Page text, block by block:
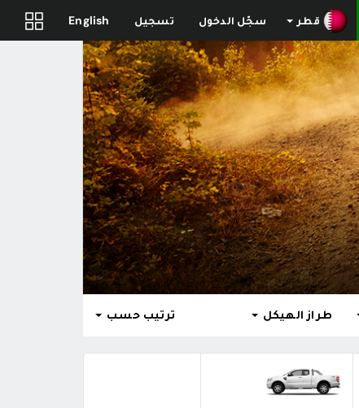
قطر سجّل الدخول تسجيل English
طراز الهيكل ترتيب حسب